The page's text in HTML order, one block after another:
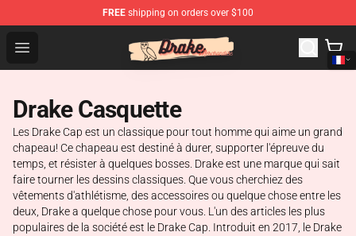
FREE shipping on orders over $100
Open menu
Drake Shop - Official Drake Merchandise Store
Drake Casquette
Les Drake Cap est un classique pour tout homme qui aime un grand
chapeau! Ce chapeau est destiné à durer, supporter l'épreuve du
temps, et résister à quelques bosses. Drake est une marque qui sait
faire tourner les dessins classiques. Que vous cherchiez des
vêtements d'athlétisme, des accessoires ou quelque chose entre les
deux, Drake a quelque chose pour vous. L'un des articles les plus
populaires de la société est le Drake Cap. Introduit en 2017, le Drake